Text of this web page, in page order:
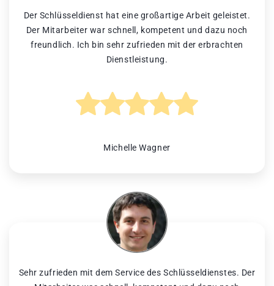
Der Schlüsseldienst hat eine großartige Arbeit geleistet.
Der Mitarbeiter war schnell, kompetent und dazu noch
freundlich. Ich bin sehr zufrieden mit der erbrachten
Dienstleistung.
Michelle Wagner
Sehr zufrieden mit dem Service des Schlüsseldienstes. Der